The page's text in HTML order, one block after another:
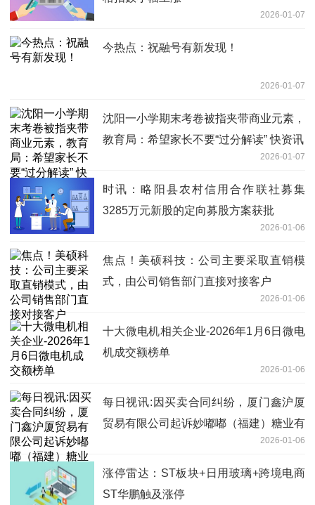
2026-01-07
今热点：祝融号有新发现！
2026-01-07
沈阳一小学期末考卷被指夹带商业元素，
教育局：希望家长不要“过分解读” 快资讯
2026-01-07
时讯：略阳县农村信用合作联社募集
3285万元新股的定向募股方案获批
2026-01-06
焦点！美硕科技：公司主要采取直销模
式，由公司销售部门直接对接客户
2026-01-06
十大微电机相关企业-2026年1月6日微电
机成交额榜单
2026-01-06
每日视讯:因买卖合同纠纷，厦门鑫沪厦
贸易有限公司起诉妙嘟嘟（福建）糖业有
2026-01-06
涨停雷达：ST板块+日用玻璃+跨境电商
ST华鹏触及涨停